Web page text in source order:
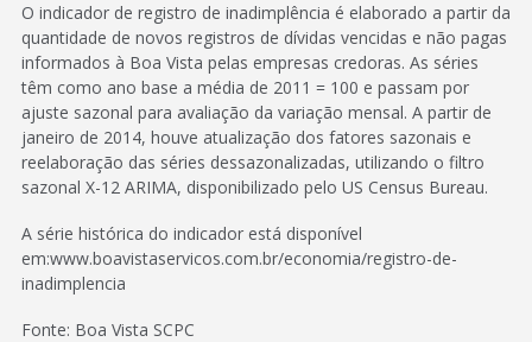
O indicador de registro de inadimplência é elaborado a partir da
quantidade de novos registros de dívidas vencidas e não pagas
informados à Boa Vista pelas empresas credoras. As séries
têm como ano base a média de 2011 = 100 e passam por
ajuste sazonal para avaliação da variação mensal. A partir de
janeiro de 2014, houve atualização dos fatores sazonais e
reelaboração das séries dessazonalizadas, utilizando o filtro
sazonal X-12 ARIMA, disponibilizado pelo US Census Bureau.
A série histórica do indicador está disponível
em:www.boavistaservicos.com.br/economia/registro-de-
inadimplencia
Fonte: Boa Vista SCPC